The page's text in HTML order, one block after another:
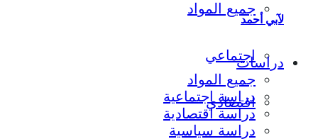
جميع المواد
اجتماعي
اقتصادي
لآبي أحمد
دراسات
جميع المواد
دراسة اجتماعية
دراسة اقتصادية
دراسة سياسية